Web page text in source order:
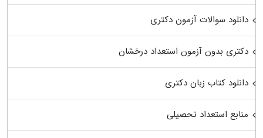
دانلود سوالات آزمون دکتری
دکتری بدون آزمون استعداد درخشان
دانلود کتاب زبان دکتری
منابع استعداد تحصیلی